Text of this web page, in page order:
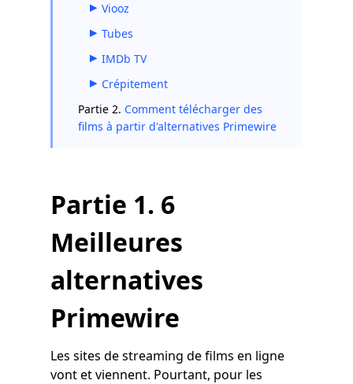
Viooz
Tubes
IMDb TV
Crépitement
Partie 2. Comment télécharger des
films à partir d'alternatives Primewire
Partie 1. 6
Meilleures
alternatives
Primewire
Les sites de streaming de films en ligne
vont et viennent. Pourtant, pour les